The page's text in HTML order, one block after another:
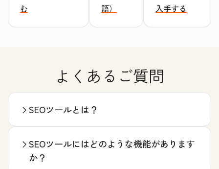
む
語）
入手する
よくあるご質問
SEOツールとは？
SEOツールにはどのような機能があります
か？